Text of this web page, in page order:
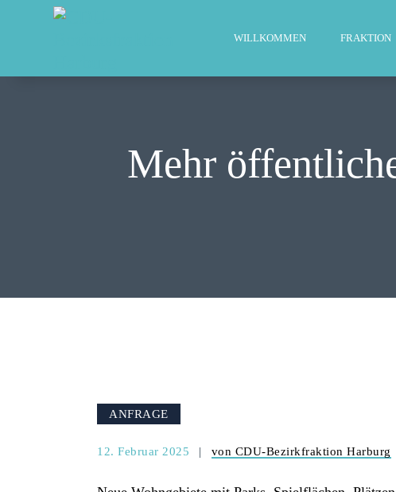
WILLKOMMEN FRAKTION
Mehr
ANFRAGE
12. Februar 2025 von CDU-Bezirkfraktion Harburg